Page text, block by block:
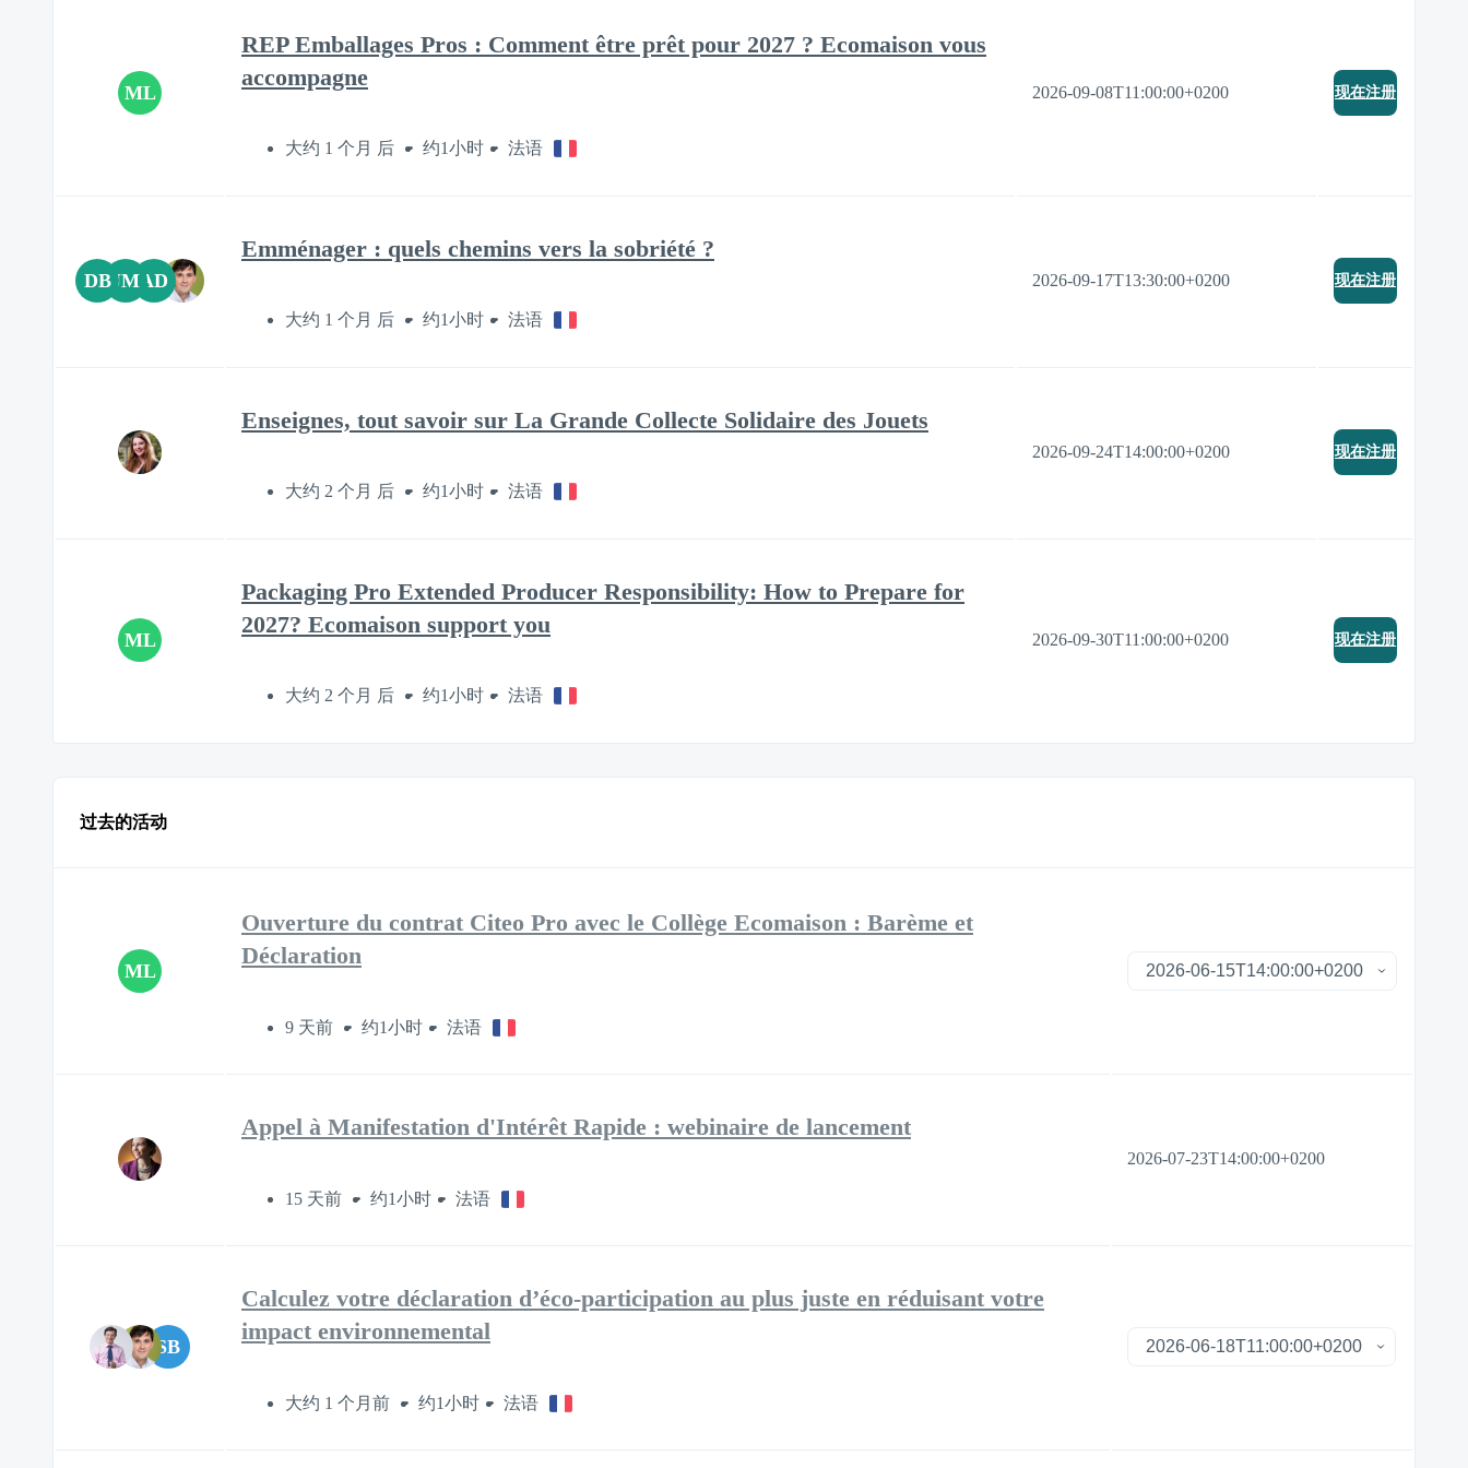
ML
REP Emballages Pros : Comment être prêt pour 2027 ? Ecomaison vous
accompagne
大约 1 个月 后 约1小时 法语
2026-09-08T11:00:00+0200 现在注册
DB JM AD
Emménager : quels chemins vers la sobriété ?
大约 1 个月 后 约1小时 法语
2026-09-17T13:30:00+0200 现在注册
Enseignes, tout savoir sur La Grande Collecte Solidaire des Jouets
大约 2 个月 后 约1小时 法语
2026-09-24T14:00:00+0200 现在注册
ML
Packaging Pro Extended Producer Responsibility: How to Prepare for
2027? Ecomaison support you
大约 2 个月 后 约1小时 法语
2026-09-30T11:00:00+0200 现在注册
过去的活动
ML
Ouverture du contrat Citeo Pro avec le Collège Ecomaison : Barème et
Déclaration
9 天前 约1小时 法语
Appel à Manifestation d'Intérêt Rapide : webinaire de lancement
15 天前 约1小时 法语
2026-07-23T14:00:00+0200
SB
Calculez votre déclaration d’éco-participation au plus juste en réduisant votre
impact environnemental
大约 1 个月前 约1小时 法语